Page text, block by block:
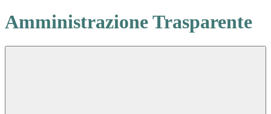
Amministrazione Trasparente